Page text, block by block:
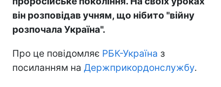
він розповідав учням, що нібито "війну
розпочала Україна".
Про це повідомляє РБК-Україна з
посиланням на Держприкордонслужбу.